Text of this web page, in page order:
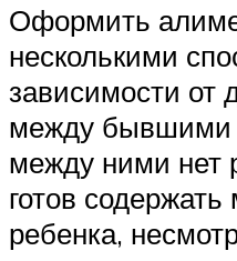
Оформить
несколькими
зависимости от
между бывшими
между ними нет
готов
ребенка,